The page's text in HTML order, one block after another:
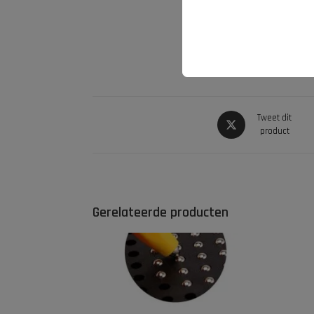
Tweet dit
product
Gerelateerde producten